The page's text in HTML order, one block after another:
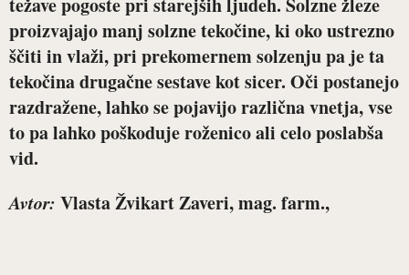
težave pogoste pri starejših ljudeh. Solzne žleze
proizvajajo manj solzne tekočine, ki oko ustrezno
ščiti in vlaži, pri prekomernem solzenju pa je ta
tekočina drugačne sestave kot sicer. Oči postanejo
razdražene, lahko se pojavijo različna vnetja, vse
to pa lahko poškoduje roženico ali celo poslabša
vid.
Avtor: Vlasta Žvikart Zaveri, mag. farm.,